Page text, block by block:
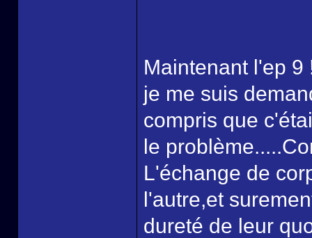
Maintenant l'ep 9
je me suis
compris que
le
L'échange de
l'autre,et
dureté de leur